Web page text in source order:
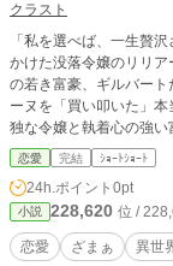
クラスト
「私を選べば、一生贅
かけた没落令嬢のリリ
の若き富豪、ギルバー
ーヌを「買い叩いた」
独な令嬢と執着心の強い
恋愛 完結 ｼｮｰﾄｼｮｰﾄ
24h.ポイント 0pt
小説 228,620 位 /
恋愛 ざまぁ 異世